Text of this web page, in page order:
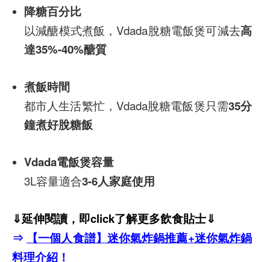
降糖百分比
以減醣模式煮飯，Vdada脫糖電飯煲可減去高
達35%-40%醣質
煮飯時間
都市人生活繁忙，Vdada脫糖電飯煲只需35分
鐘煮好脫糖飯
Vdada電飯煲容量
3L容量適合3-6人家庭使用
⇓延伸閱讀，即click了解更多飲食貼士⇓
⇒
【一個人食譜】迷你氣炸鍋推薦+迷你氣炸鍋
料理介紹！